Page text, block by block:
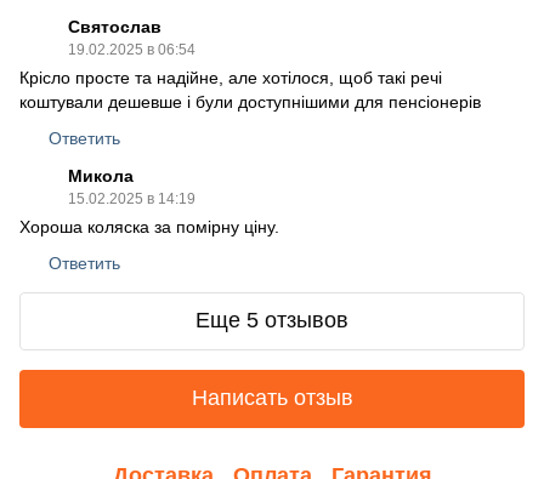
Святослав
19.02.2025 в 06:54
Крісло просте та надійне, але хотілося, щоб такі речі
коштували дешевше і були доступнішими для пенсіонерів
Ответить
Микола
15.02.2025 в 14:19
Хороша коляска за помірну ціну.
Ответить
Еще 5 отзывов
Написать отзыв